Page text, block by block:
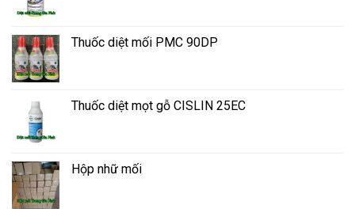
Thuốc diệt mối PMC 90DP
Thuốc diệt mọt gỗ CISLIN 25EC
Hộp nhữ mối